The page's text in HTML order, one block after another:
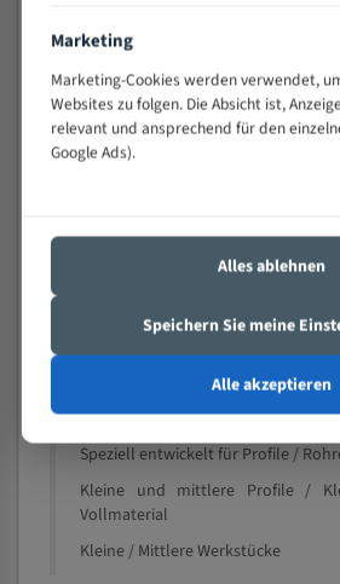
Sehr geringe Vibration
Äußerst verschleißfest
Technische Beschreibung:
Legierte HSS-beschichtete
Spezielle Zahngeometrie und
Materialien:
Nichteisenmetalle
Speziell entwickelt für Profile /
Kleine und mittlere Profile /
Vollmaterial
Kleine / Mittlere Werkstücke
Marketing
Marketing-Cookies werden verwendet,
Websites zu folgen. Die Absicht ist,
relevant und ansprechend für den
Google Ads).
Alles ablehnen
Speichern Sie meine
Alle akzeptieren